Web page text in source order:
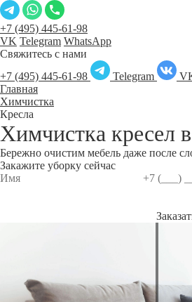
+7 (495) 445-61-98
VK Telegram WhatsApp
Свяжитесь с нами
+7 (495) 445-61-98
Telegram
Главная
Химчистка
Кресла
Химчистка кресел в
Бережно очистим мебель даже после
Закажите уборку сейчас